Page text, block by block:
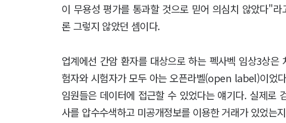
이 무용성 평가를 통과할 것으로 믿어 의심치 않았다"
론 그렇지 않았던 셈이다.
업계에선 간암 환자를 대상으로 하는 펙사벡 임상3상은
험자와 시험자가 모두 아는 오픈라벨(open label)이었
임원들은 데이터에 접근할 수 있었다는 얘기다. 실제로
사를 압수수색하고 미공개정보를 이용한 거래가 있었는